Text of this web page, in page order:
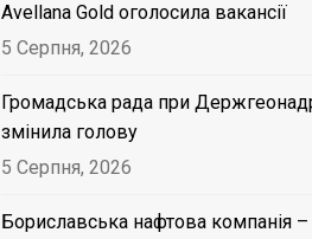
Avellana Gold оголосила вакансії
5 Серпня, 2026
Громадська рада при
змінила голову
5 Серпня, 2026
Бориславська нафтова компанія –